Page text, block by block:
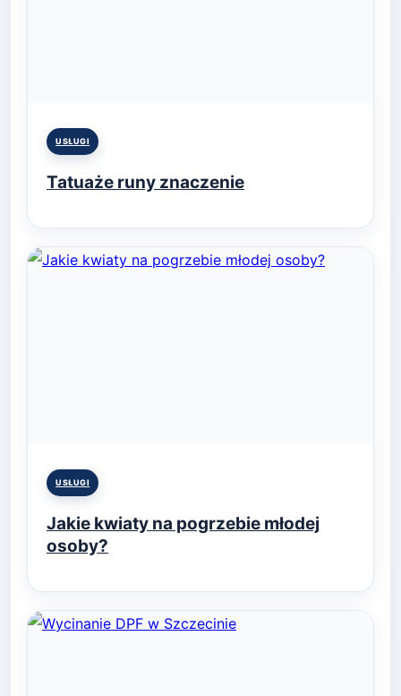
Posted
USŁUGI
Tatuaże runy znaczenie
Posted
USŁUGI
Jakie kwiaty na pogrzebie młodej
osoby?